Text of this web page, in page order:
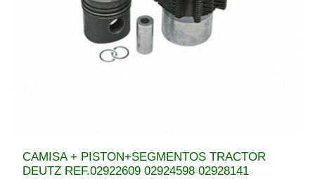
CAMISA + PISTON+SEGMENTOS TRACTOR
DEUTZ REF.02922609 02924598 02928141